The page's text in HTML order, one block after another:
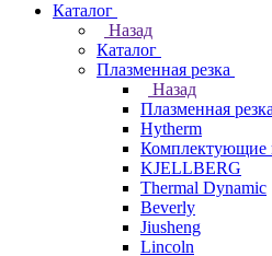
Каталог
Назад
Каталог
Плазменная резка
Назад
Плазменная резка
Hytherm
Комплектующие
KJELLBERG
Thermal Dynamic
Beverly
Jiusheng
Lincoln